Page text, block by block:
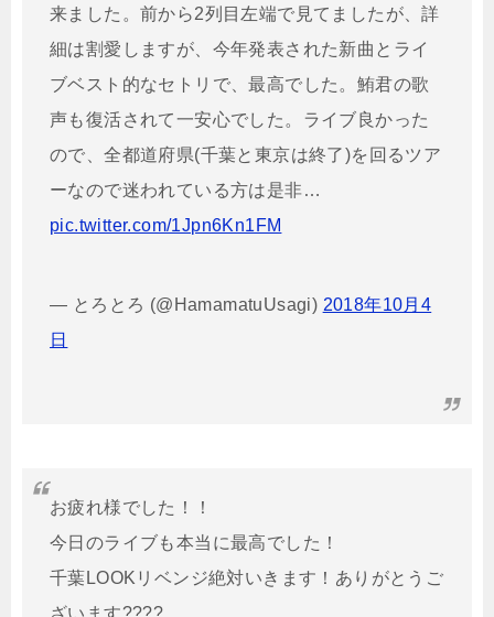
来ました。前から2列目左端で見てましたが、詳
細は割愛しますが、今年発表された新曲とライ
ブベスト的なセトリで、最高でした。鮪君の歌
声も復活されて一安心でした。ライブ良かった
ので、全都道府県(千葉と東京は終了)を回るツア
ーなので迷われている方は是非…
pic.twitter.com/1Jpn6Kn1FM
— とろとろ (@HamamatuUsagi) 2018年10月4
日
お疲れ様でした！！
今日のライブも本当に最高でした！
千葉LOOKリベンジ絶対いきます！ありがとうご